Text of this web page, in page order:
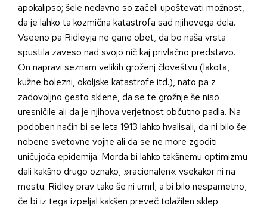
apokalipso; šele nedavno so začeli upoštevati možnost,
da je lahko ta kozmična katastrofa sad njihovega dela.
Vseeno pa Ridleyja ne gane obet, da bo naša vrsta
spustila zaveso nad svojo nič kaj privlačno predstavo.
On napravi seznam velikih groženj človeštvu (lakota,
kužne bolezni, okoljske katastrofe itd.), nato pa z
zadovoljno gesto sklene, da se te grožnje še niso
uresničile ali da je njihova verjetnost občutno padla. Na
podoben način bi se leta 1913 lahko hvalisali, da ni bilo še
nobene svetovne vojne ali da se ne more zgoditi
uničujoča epidemija. Morda bi lahko takšnemu optimizmu
dali kakšno drugo oznako, »racionalen« vsekakor ni na
mestu. Ridley prav tako še ni umrl, a bi bilo nespametno,
če bi iz tega izpeljal kakšen preveč tolažilen sklep.